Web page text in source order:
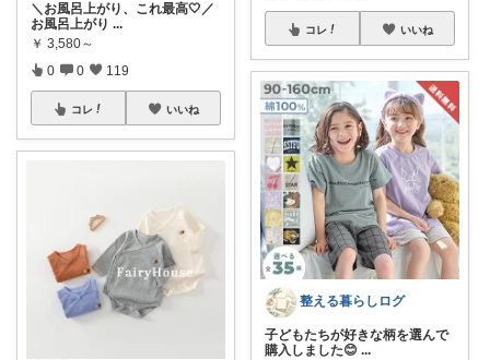
＼お風呂上がり、これ最高🤍／
お風呂上がり ...
￥ 3,580～
0 0 119
コレ いいね
コレ いいね
整える暮らしログ
子どもたちが好きな柄を選んで
購入しました😊 ...